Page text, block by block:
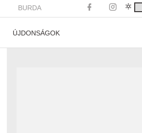
BURDA
ÚJDONSÁGOK